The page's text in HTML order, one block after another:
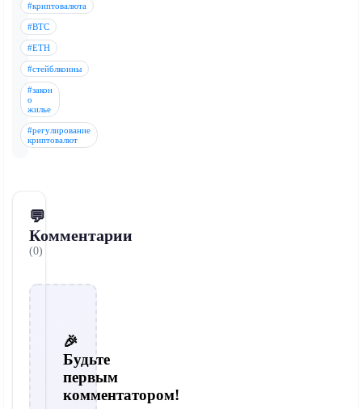
#криптовалюта
#BTC
#ETH
#стейблкоины
#закон
о
жилье
#регулирование
криптовалют
💬
Комментарии
(0)
🎉
Будьте
первым
комментатором!